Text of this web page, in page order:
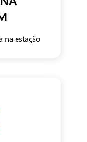
na estação